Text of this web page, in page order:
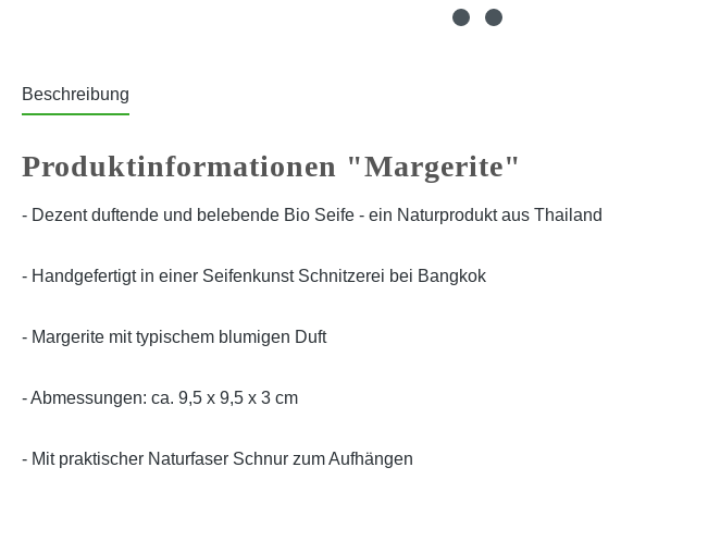
Beschreibung
Produktinformationen "Margerite"
- Dezent duftende und belebende Bio Seife - ein Naturprodukt aus Thailand
- Handgefertigt in einer Seifenkunst Schnitzerei bei Bangkok
- Margerite mit typischem blumigen Duft
- Abmessungen: ca. 9,5 x 9,5 x 3 cm
- Mit praktischer Naturfaser Schnur zum Aufhängen